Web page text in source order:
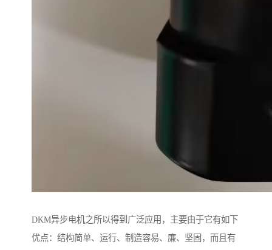
DKM异步电机之所以得到广泛应用，主要由于它有如下
优点：结构简单、运行、制造容易、廉、坚固，而且有